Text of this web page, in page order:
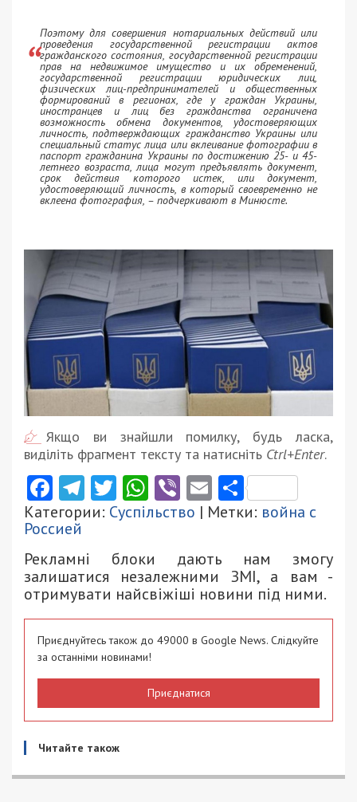
Поэтому для совершения нотариальных действий или
проведения государственной регистрации актов
гражданского состояния, государственной регистрации
прав на недвижимое имущество и их обременений,
государственной регистрации юридических лиц,
физических лиц-предпринимателей и общественных
формирований в регионах, где у граждан Украины,
иностранцев и лиц без гражданства ограничена
возможность обмена документов, удостоверяющих
личность, подтверждающих гражданство Украины или
специальный статус лица или вклеивание фотографии в
паспорт гражданина Украины по достижению 25- и 45-
летнего возраста, лица могут предъявлять документ,
срок действия которого истек, или документ,
удостоверяющий личность, в который своевременно не
вклеена фотография, – подчеркивают в Минюсте.
Якщо ви знайшли помилку, будь ласка,
виділіть фрагмент тексту та натисніть Ctrl+Enter.
Facebook
Telegram
Twitter
WhatsApp
ViberEmail
Категории: Суспільство | Метки: война с
Россией
Рекламні блоки дають нам змогу
залишатися незалежними ЗМІ, а вам -
отримувати найсвіжіші новини під ними.
Приєднуйтесь також до 49000 в Google News. Слідкуйте
за останніми новинами!
Приєднатися
Читайте також